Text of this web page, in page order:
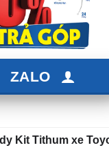
ZALO
Kit Tithum xe